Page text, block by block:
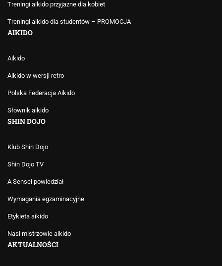
Treningi aikido przyjazne dla kobiet
Treningi aikido dla studentów – PROMOCJA
AIKIDO
Aikido
Aikido w wersji retro
Polska Federacja Aikido
Słownik aikido
SHIN DOJO
Klub Shin Dojo
Shin Dojo TV
A Sensei powiedział
Wymagania egzaminacyjne
Etykieta aikido
Nasi mistrzowie aikido
AKTUALNOŚCI